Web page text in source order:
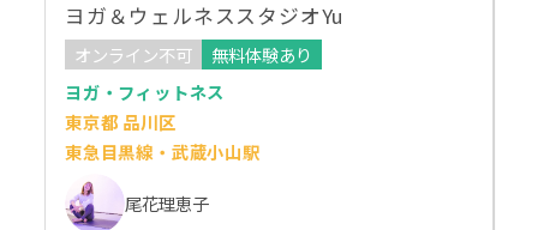
ヨガ＆ウェルネススタジオYu
オンライン不可
無料体験あり
ヨガ・フィットネス
東京都 品川区
東急目黒線・武蔵小山駅
尾花理恵子